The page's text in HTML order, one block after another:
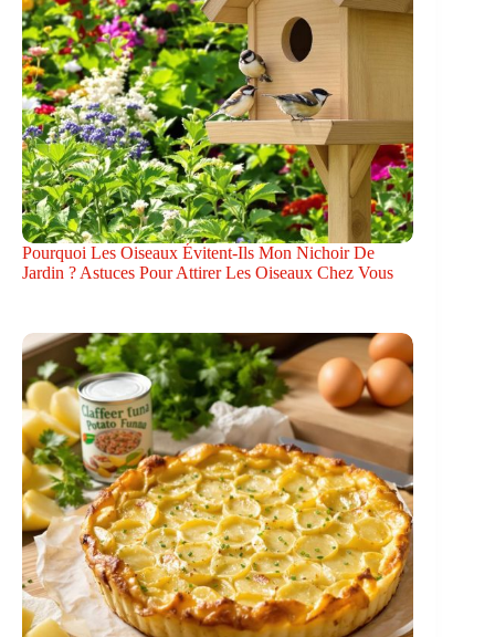
Pourquoi Les Oiseaux Évitent-Ils Mon Nichoir De
Jardin ? Astuces Pour Attirer Les Oiseaux Chez Vous